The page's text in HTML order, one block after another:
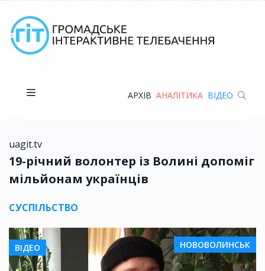
АРХІВ АНАЛІТИКА ВІДЕО
uagit.tv
19-річний волонтер із Волині допоміг
мільйонам українців
СУСПІЛЬСТВО
ВІДЕО НОВОВОЛИНСЬК